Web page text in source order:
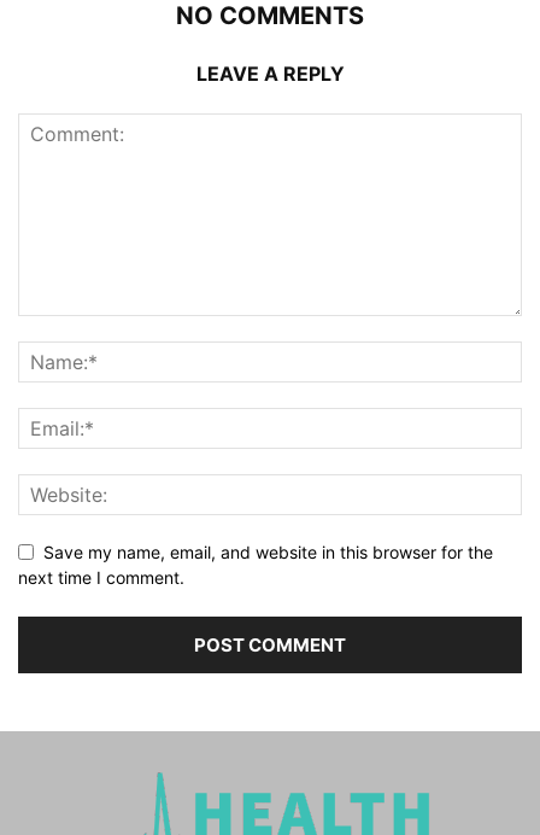
NO COMMENTS
LEAVE A REPLY
Save my name, email, and website in this browser for the
next time I comment.